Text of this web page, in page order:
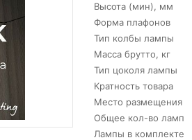
Высота (мин), мм
Форма плафонов
Тип колбы лампы
Масса брутто, кг
Тип цоколя лампы
Кратность товара
Место размещения
Общее кол-во ламп
Лампы в комплекте